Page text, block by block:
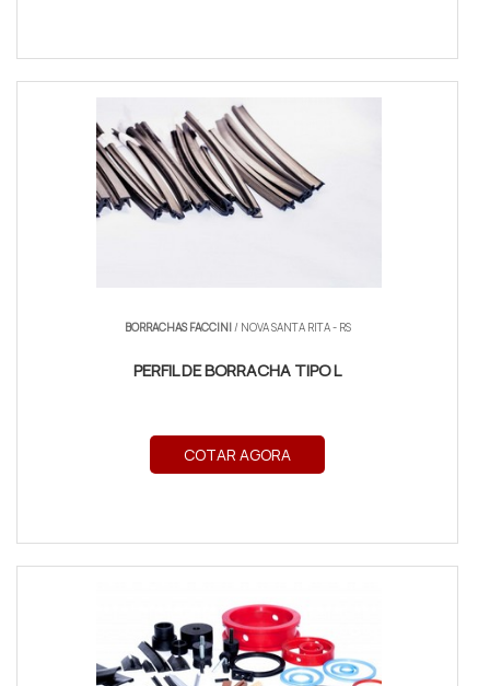
BORRACHAS FACCINI/ NOVA SANTA RITA - RS
PERFIL DE BORRACHA TIPO L
COTAR AGORA